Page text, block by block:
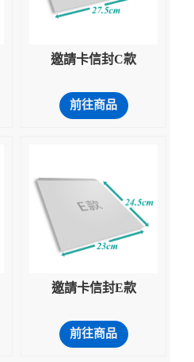
邀請卡信封C款
前往商品
邀請卡信封E款
前往商品